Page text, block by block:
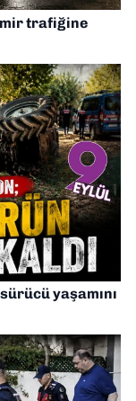
trafiğine
yaşamını